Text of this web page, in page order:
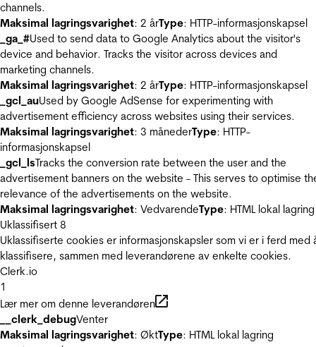
channels.
Maksimal lagringsvarighet: 2 årType: HTTP-informasjonskapsel
_ga_#Used to send data to Google Analytics about the visitor's
device and behavior. Tracks the visitor across devices and
marketing channels.
Maksimal lagringsvarighet: 2 årType: HTTP-informasjonskapsel
_gcl_auUsed by Google AdSense for experimenting with
advertisement efficiency across websites using their services.
Maksimal lagringsvarighet: 3 månederType: HTTP-
informasjonskapsel
_gcl_lsTracks the conversion rate between the user and the
advertisement banners on the website - This serves to optimise
relevance of the advertisements on the website.
Maksimal lagringsvarighet: VedvarendeType: HTML lokal lagring
Uklassifisert 8
Uklassifiserte cookies er informasjonskapsler som vi er i ferd med
klassifisere, sammen med leverandørene av enkelte cookies.
Clerk.io
1
Lær mer om denne leverandøren
__clerk_debugVenter
Maksimal lagringsvarighet: ØktType: HTML lokal lagring